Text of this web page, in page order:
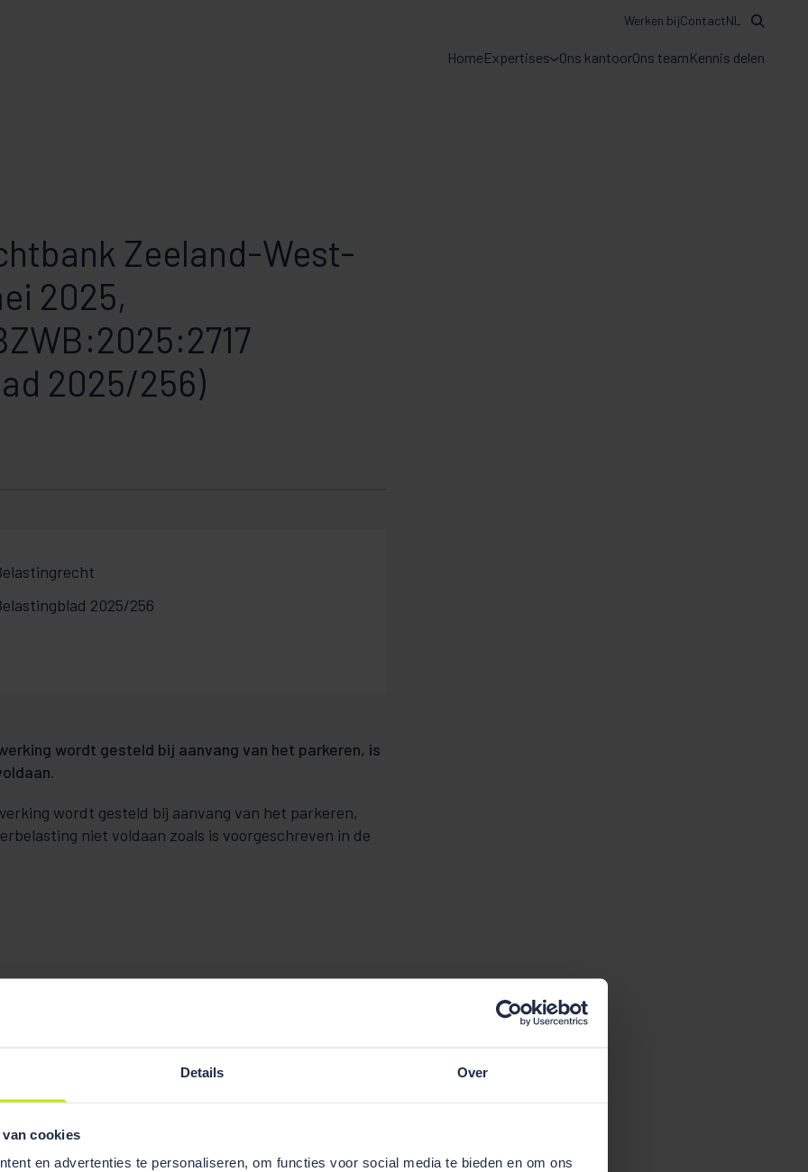
Details Over
cookies
en advertenties te personaliseren, om functies voor social media te bieden en om ons
HomeExpertises Ons kantoorOns teamKennis delen
Werken bijContactNL
Zeeland-West-
2025,
2025/256)
2025/256
wordt gesteld bij aanvang van het parkeren, is
wordt gesteld bij aanvang van het parkeren,
niet voldaan zoals is voorgeschreven in de